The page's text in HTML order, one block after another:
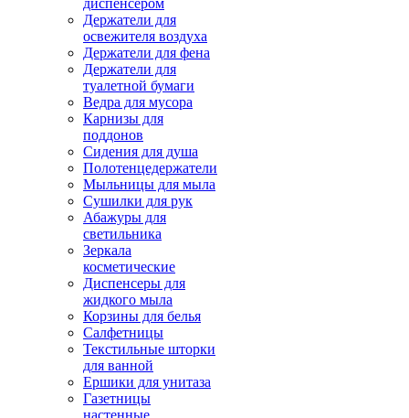
диспенсером
Держатели для
освежителя воздуха
Держатели для фена
Держатели для
туалетной бумаги
Ведра для мусора
Карнизы для
поддонов
Сидения для душа
Полотенцедержатели
Мыльницы для мыла
Сушилки для рук
Абажуры для
светильника
Зеркала
косметические
Диспенсеры для
жидкого мыла
Корзины для белья
Салфетницы
Текстильные шторки
для ванной
Ершики для унитаза
Газетницы
настенные